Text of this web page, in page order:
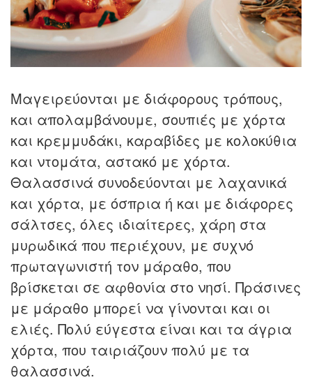
Μαγειρεύονται με διάφορους τρόπους,
και απολαμβάνουμε, σουπιές με χόρτα
και κρεμμυδάκι, καραβίδες με κολοκύθια
και ντομάτα, αστακό με χόρτα.
Θαλασσινά συνοδεύονται με λαχανικά
και χόρτα, με όσπρια ή και με διάφορες
σάλτσες, όλες ιδιαίτερες, χάρη στα
μυρωδικά που περιέχουν, με συχνό
πρωταγωνιστή τον μάραθο, που
βρίσκεται σε αφθονία στο νησί. Πράσινες
με μάραθο μπορεί να γίνονται και οι
ελιές. Πολύ εύγεστα είναι και τα άγρια
χόρτα, που ταιριάζουν πολύ με τα
θαλασσινά.